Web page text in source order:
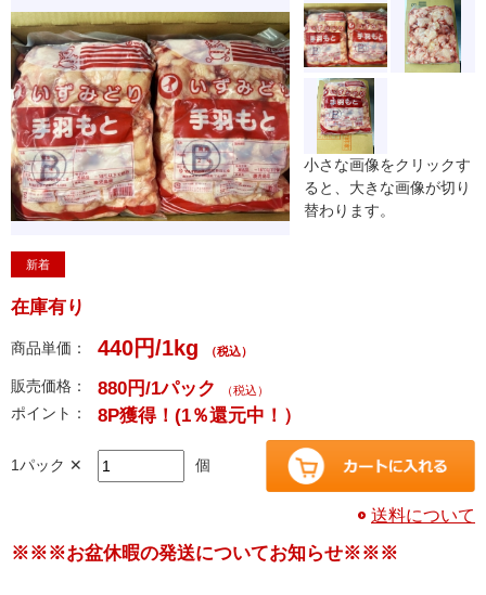
小さな画像をクリックす
ると、大きな画像が切り
替わります。
新着
在庫有り
商品単価： 440円/1kg （税込）
販売価格： 880円/1パック （税込）
ポイント： 8P獲得！ (1％還元中！）
1パック ✕ 個
送料について
※※※お盆休暇の発送についてお知らせ※※※